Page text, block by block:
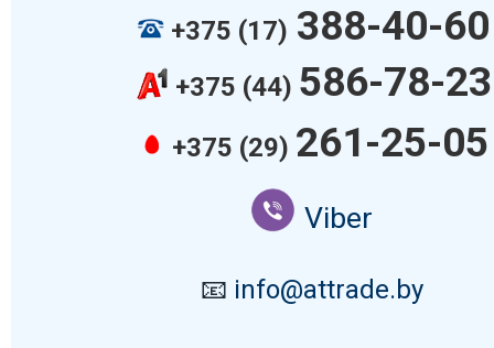
+375 (17) 388-40-60
+375 (44) 586-78-23
+375 (29) 261-25-05
Viber
📧 info@attrade.by